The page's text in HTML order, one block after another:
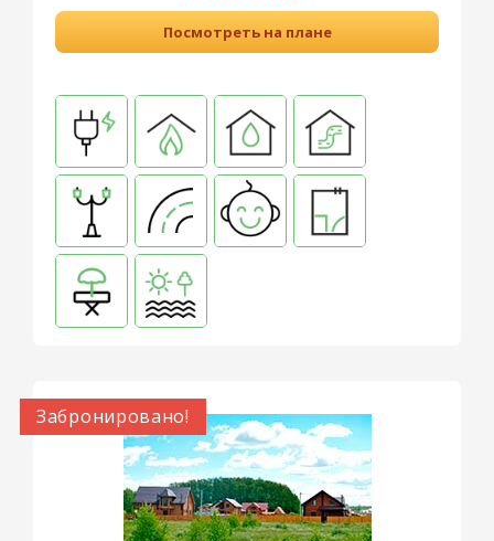
Посмотреть на плане
Забронировано!